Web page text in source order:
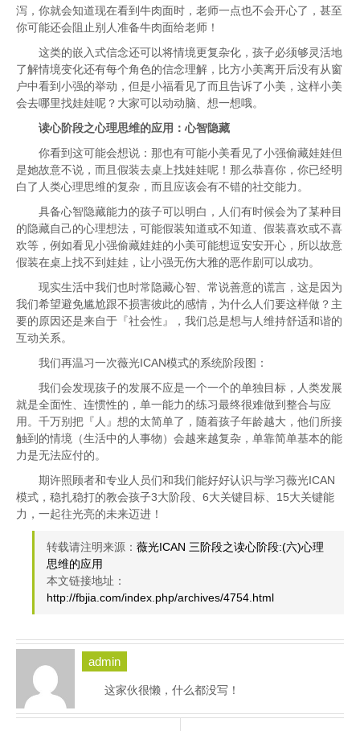
泻，你就会知道现在看到牛肉面时，老师一点也不会开心了，甚至
你可能还会阻止别人准备牛肉面给老师！
这类的嵌入式信念还可以将情境更复杂化，孩子必须够灵活地
了解情境变化还有每个角色的信念理解，比方小美离开后没有从窗
户中看到小强的举动，但是小福看见了而且告诉了小美，这样小美
会去哪里找娃娃呢？大家可以动动脑、想一想哦。
读心阶段之心理思维的应用：心智隐藏
你看到这可能会想说：那也有可能小美看见了小强偷藏娃娃但
是她故意不说，而且假装去桌上找娃娃呢！那么恭喜你，你已经明
白了人类心理思维的复杂，而且应该会有不错的社交能力。
具备心智隐藏能力的孩子可以明白，人们有时候会为了某种目
的隐藏自己的心理想法，可能假装知道或不知道、假装喜欢或不喜
欢等，例如看见小强偷藏娃娃的小美可能想逗安安开心，所以故意
假装在桌上找不到娃娃，让小强无伤大雅的恶作剧可以成功。
现实生活中我们也时常隐藏心智、常说善意的谎言，这是因为
我们希望避免尴尬跟不损害彼此的感情，为什么人们要这样做？主
要的原因还是来自于『社会性』，我们总是想与人维持舒适和谐的
互动关系。
我们再温习一次薇光ICAN模式的系统阶段图：
我们会发现孩子的发展不应是一个一个的单独目标，人类发展
就是全面性、连惯性的，单一能力的练习最终很难做到整合与应
用。千万别把『人』想的太简单了，随着孩子年龄越大，他们所接
触到的情境（生活中的人事物）会越来越复杂，单靠简单基本的能
力是无法应付的。
期许照顾者和专业人员们和我们能好好认识与学习薇光ICAN
模式，稳扎稳打的教会孩子3大阶段、6大关键目标、15大关键能
力，一起往光亮的未来迈进！
转载请注明来源： 薇光ICAN 三阶段之读心阶段:(六)心理
思维的应用
本文链接地址：
http://fbjia.com/index.php/archives/4754.html
admin
这家伙很懒，什么都没写！